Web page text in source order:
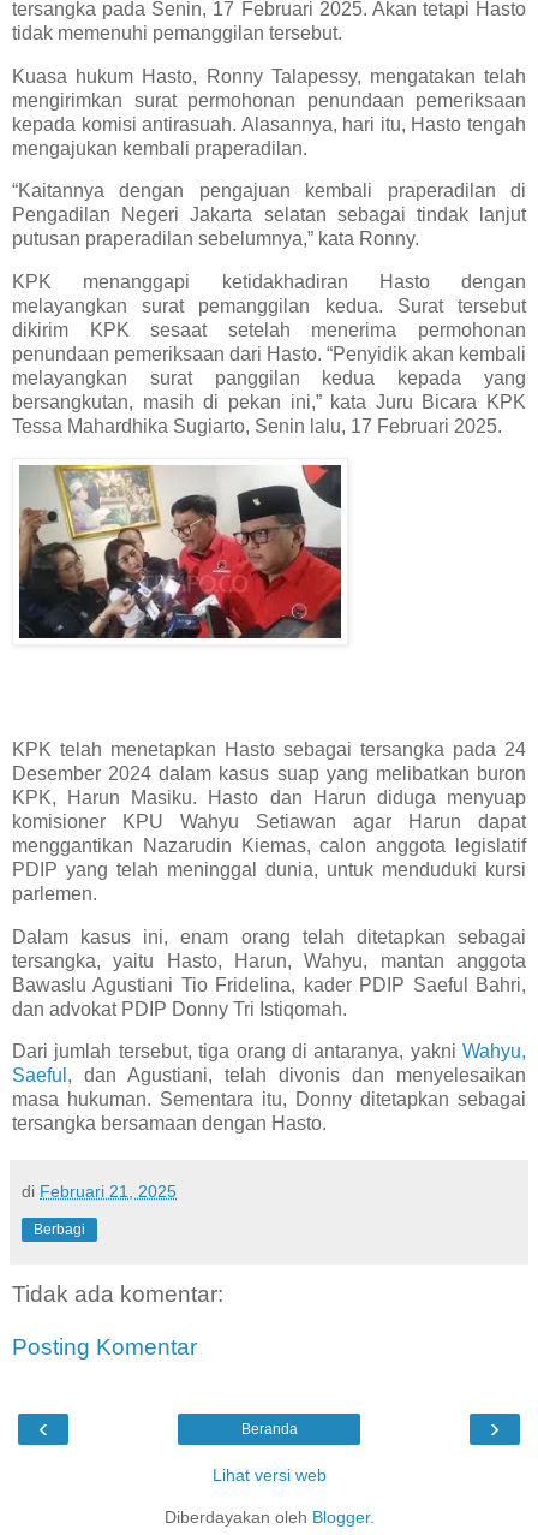
tersangka pada Senin, 17 Februari 2025. Akan tetapi Hasto
tidak memenuhi pemanggilan tersebut.
Kuasa hukum Hasto, Ronny Talapessy, mengatakan telah
mengirimkan surat permohonan penundaan pemeriksaan
kepada komisi antirasuah. Alasannya, hari itu, Hasto tengah
mengajukan kembali praperadilan.
“Kaitannya dengan pengajuan kembali praperadilan di
Pengadilan Negeri Jakarta selatan sebagai tindak lanjut
putusan praperadilan sebelumnya,” kata Ronny.
KPK menanggapi ketidakhadiran Hasto dengan
melayangkan surat pemanggilan kedua. Surat tersebut
dikirim KPK sesaat setelah menerima permohonan
penundaan pemeriksaan dari Hasto. “Penyidik akan kembali
melayangkan surat panggilan kedua kepada yang
bersangkutan, masih di pekan ini,” kata Juru Bicara KPK
Tessa Mahardhika Sugiarto, Senin lalu, 17 Februari 2025.
KPK telah menetapkan Hasto sebagai tersangka pada 24
Desember 2024 dalam kasus suap yang melibatkan buron
KPK, Harun Masiku. Hasto dan Harun diduga menyuap
komisioner KPU Wahyu Setiawan agar Harun dapat
menggantikan Nazarudin Kiemas, calon anggota legislatif
PDIP yang telah meninggal dunia, untuk menduduki kursi
parlemen.
Dalam kasus ini, enam orang telah ditetapkan sebagai
tersangka, yaitu Hasto, Harun, Wahyu, mantan anggota
Bawaslu Agustiani Tio Fridelina, kader PDIP Saeful Bahri,
dan advokat PDIP Donny Tri Istiqomah.
Dari jumlah tersebut, tiga orang di antaranya, yakni Wahyu,
Saeful , dan Agustiani, telah divonis dan menyelesaikan
masa hukuman. Sementara itu, Donny ditetapkan sebagai
tersangka bersamaan dengan Hasto.
di Februari 21, 2025
Berbagi
Tidak ada komentar:
Posting Komentar
‹ ›
Beranda
Lihat versi web
Diberdayakan oleh Blogger.